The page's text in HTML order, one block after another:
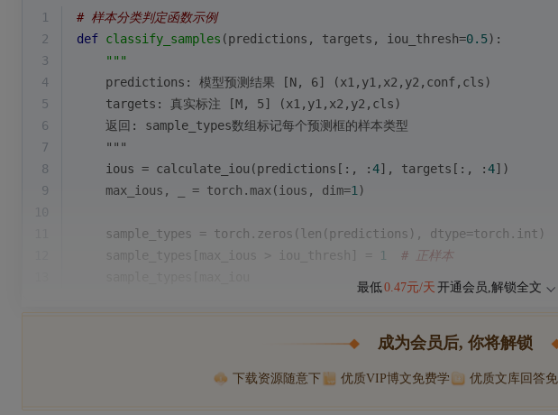
1
# 样本分类判定函数示例
2
def classify_samples (predictions, targets, iou_thresh=0.5):
3
"""
4
    predictions: 模型预测结果 [N, 6] (x1,y1,x2,y2,conf,cls)
5
    targets: 真实标注 [M, 5] (x1,y1,x2,y2,cls)
6
    返回: sample_types数组标记每个预测框的样本类型
7
    """
8
    ious = calculate_iou(predictions[:, :
4], targets[:, :4])
9
    max_ious, _ = torch.
max (ious, dim=1 )
10
    sample_types = torch.zeros(
len (predictions), dtype=torch. int )
    sample_types[max_ious > iou_thresh] =
1
# 正样本
最低0.47元/天 开通会员,解锁全文
成为会员后, 你将解锁
下载资源随意下 优质VIP博文免费学 优质文库回答